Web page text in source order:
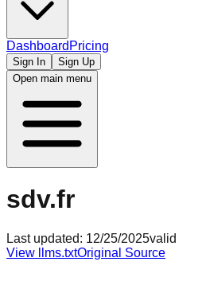
Dashboard Pricing
Sign In
Sign Up
Open main menu
sdv.fr
Last updated: 12/25/2025valid
View llms.txtOriginal Source